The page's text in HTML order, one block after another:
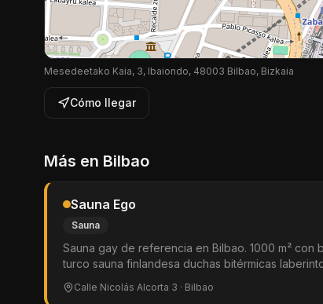
Mesedeetako Kaia, 3, Ibaiondo, 48003 Bilbao, Bizkaia
Cómo llegar
Más en Bilbao
Sauna Ego
Sauna
Sauna gay de referencia en Bilbao. 1000 m² con
turco sauna finlandesa duchas bitérmicas
amplio zona hard glory holes slings sala de vídeo
cuarto oscuro solarium internet gratis y pub.
Calle Nicolás Alcorta 3 · Bilbao